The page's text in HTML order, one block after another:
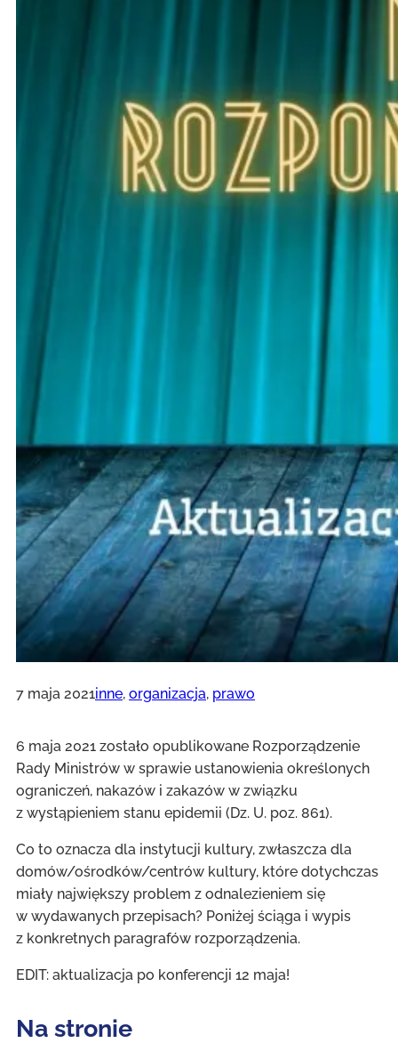
7 maja 2021inne, organizacja, prawo
6 maja 2021 zostało opublikowane Rozporządzenie
Rady Ministrów w sprawie ustanowienia określonych
ograniczeń, nakazów i zakazów w związku
z wystąpieniem stanu epidemii (Dz. U. poz. 861).
Co to oznacza dla instytucji kultury, zwłaszcza dla
domów/ośrodków/centrów kultury, które dotychczas
miały największy problem z odnalezieniem się
w wydawanych przepisach? Poniżej ściąga i wypis
z konkretnych paragrafów rozporządzenia.
EDIT: aktualizacja po konferencji 12 maja!
Na stronie